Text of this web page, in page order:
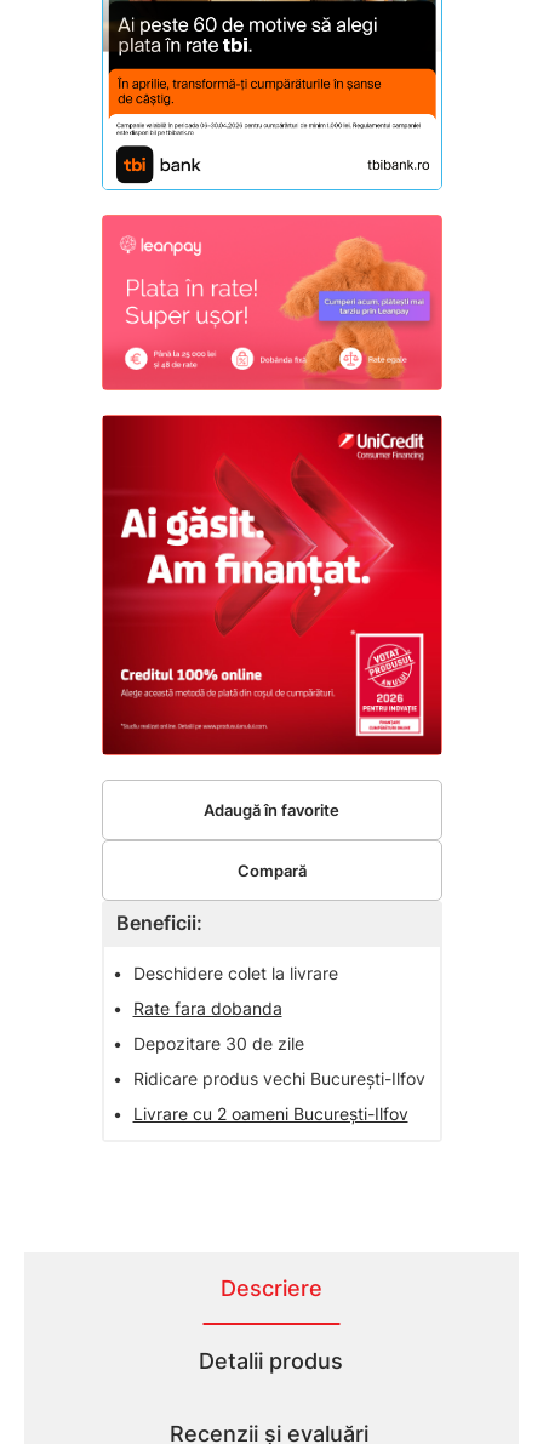
Beneficii:
•
Deschidere colet la livrare
•
Rate fara dobanda
•
Depozitare 30 de zile
•
Ridicare produs vechi București-Ilfov
•
Livrare cu 2 oameni București-Ilfov
Adaugă în favorite
Compară
Descriere
Detalii produs
Recenzii și evaluări